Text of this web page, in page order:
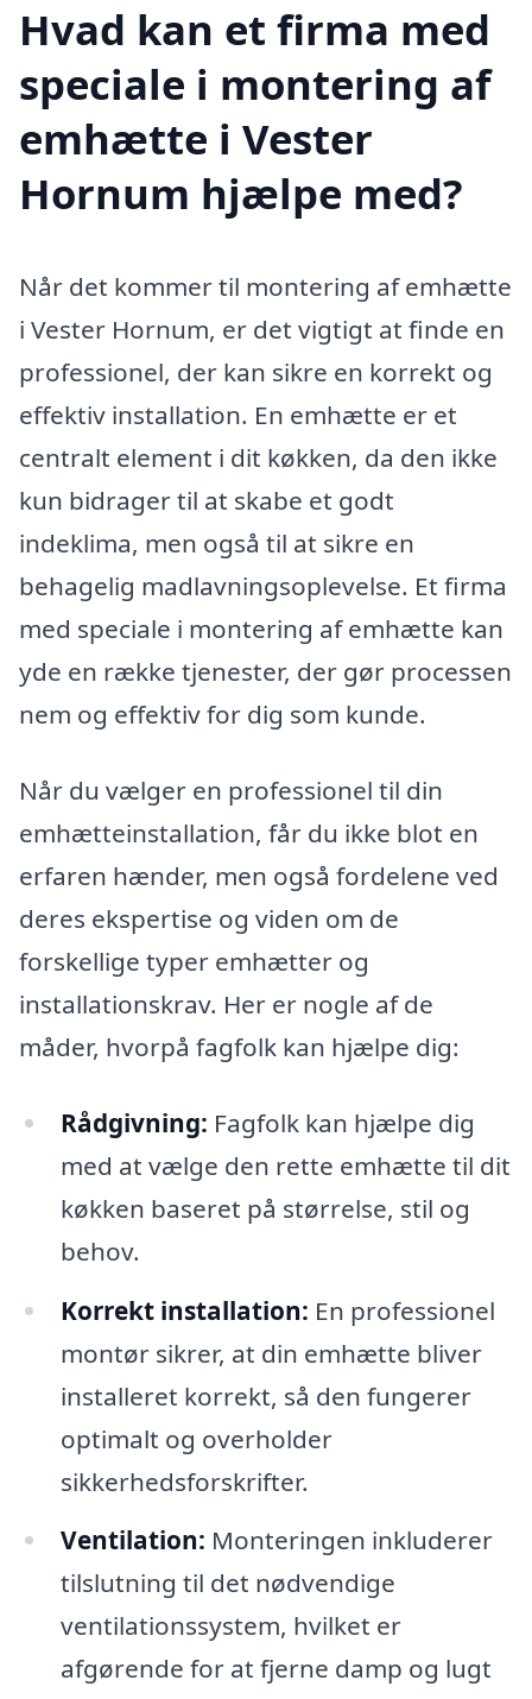
Hvad kan et firma med
speciale i montering af
emhætte i Vester
Hornum hjælpe med?
Når det kommer til montering af emhætte
i Vester Hornum, er det vigtigt at finde en
professionel, der kan sikre en korrekt og
effektiv installation. En emhætte er et
centralt element i dit køkken, da den ikke
kun bidrager til at skabe et godt
indeklima, men også til at sikre en
behagelig madlavningsoplevelse. Et firma
med speciale i montering af emhætte kan
yde en række tjenester, der gør processen
nem og effektiv for dig som kunde.
Når du vælger en professionel til din
emhætteinstallation, får du ikke blot en
erfaren hænder, men også fordelene ved
deres ekspertise og viden om de
forskellige typer emhætter og
installationskrav. Her er nogle af de
måder, hvorpå fagfolk kan hjælpe dig:
Rådgivning: Fagfolk kan hjælpe dig
med at vælge den rette emhætte til dit
køkken baseret på størrelse, stil og
behov.
Korrekt installation: En professionel
montør sikrer, at din emhætte bliver
installeret korrekt, så den fungerer
optimalt og overholder
sikkerhedsforskrifter.
Ventilation: Monteringen inkluderer
tilslutning til det nødvendige
ventilationssystem, hvilket er
afgørende for at fjerne damp og lugt